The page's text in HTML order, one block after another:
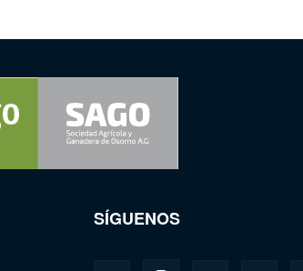
SÍGUENOS